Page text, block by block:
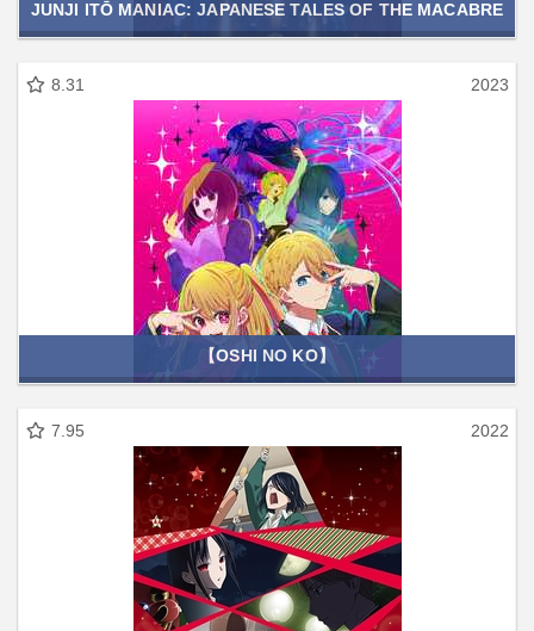
JUNJI ITŌ MANIAC: JAPANESE TALES OF THE MACABRE
8.31 2023
【OSHI NO KO】
7.95 2022